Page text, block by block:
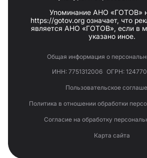
Упоминание АНО «ГОТОВ»
https://gotov.org означает, что
является АНО «ГОТОВ», если в
указано иное.
Общая информация о
ИНН: 7751312006 ОГРН:
Пользовательское
Политика в отношении обработки
Согласие на обработку
Карта сайта